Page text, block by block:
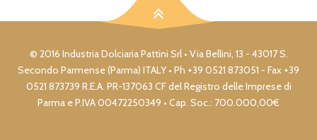
© 2016 Industria Dolciaria Pattini Srl • Via Bellini, 13 - 43017 S.
Secondo Parmense (Parma) ITALY • Ph +39 0521 873051 - Fax +39
0521 873739 R.E.A. PR-137063 CF del Registro delle Imprese di
Parma e P.IVA 00472250349 • Cap. Soc.: 700.000,00€